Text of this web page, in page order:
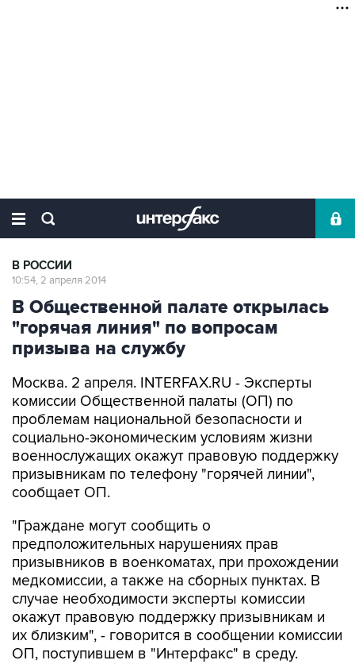
В РОССИИ
10:54, 2 апреля 2014
В Общественной палате открылась
"горячая линия" по вопросам
призыва на службу
Москва. 2 апреля. INTERFAX.RU - Эксперты
комиссии Общественной палаты (ОП) по
проблемам национальной безопасности и
социально-экономическим условиям жизни
военнослужащих окажут правовую поддержку
призывникам по телефону "горячей линии",
сообщает ОП.
"Граждане могут сообщить о
предположительных нарушениях прав
призывников в военкоматах, при прохождении
медкомиссии, а также на сборных пунктах. В
случае необходимости эксперты комиссии
окажут правовую поддержку призывникам и
их близким", - говорится в сообщении комиссии
ОП, поступившем в "Интерфакс" в среду.